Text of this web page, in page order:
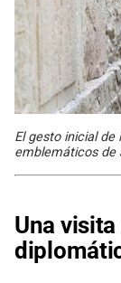
El gesto inicial de
emblemáticos de
Una